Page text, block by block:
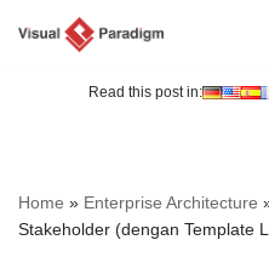
Read this post in:
Home » Enterprise Architecture
Stakeholder (dengan Template